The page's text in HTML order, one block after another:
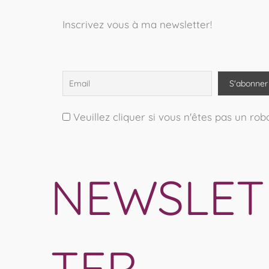
Inscrivez vous à ma newsletter!
Veuillez cliquer si vous n'êtes pas un
NEWSLET